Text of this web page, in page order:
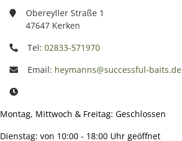
Obereyller Straße 1
47647 Kerken
Tel: 02833-571970
Email: heymanns@successful-baits.de
Montag, Mittwoch & Freitag: Geschlossen
Dienstag: von 10:00 - 18:00 Uhr geöffnet